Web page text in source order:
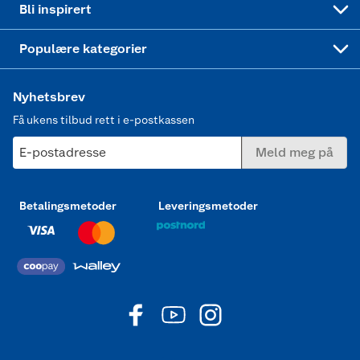
kg/m³
Materiale på sofatrekk: 430 gsm polyester
vanntett
Farge på putetrekk: beige
Vedlikehold
Møblene rengjøres ved behov med et skånsomt
mot regn, sol, smuss, støv, pollen og snø, når du
ikke bruker dem. Når sesongen er over og
hagemøblene skal settes bort for vinterlagring,
skal de rengjøres og være tørre før de lagres.
Møblene bør oppbevares tørt og luftig, og gjerne
Bli inspirert
Populære kategorier
Nyhetsbrev
Få ukens tilbud rett i e-postkassen
E-postadresse Meld meg på
Betalingsmetoder Leveringsmetoder